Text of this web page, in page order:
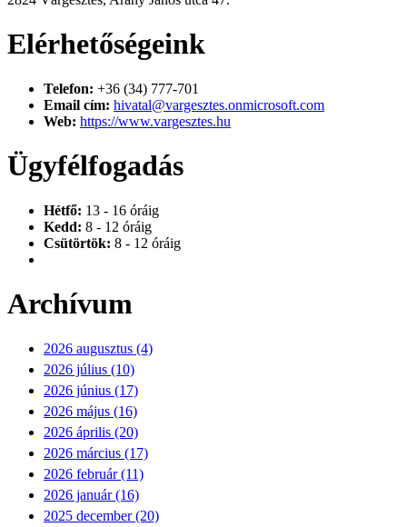
Elérhetőségeink
Telefon: +36 (34) 777-701
Email cím: hivatal@vargesztes.onmicrosoft.com
Web: https://www.vargesztes.hu
Ügyfélfogadás
Hétfő: 13 - 16 óráig
Kedd: 8 - 12 óráig
Csütörtök: 8 - 12 óráig
Archívum
2026 augusztus (4)
2026 július (10)
2026 június (17)
2026 május (16)
2026 április (20)
2026 március (17)
2026 február (11)
2026 január (16)
2025 december (20)